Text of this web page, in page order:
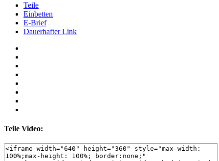
Teile
Einbetten
E-Brief
Dauerhafter Link
Teile Video: